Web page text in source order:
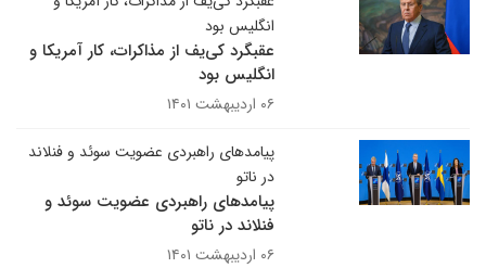
انگلیس بود
عقبگرد کی‌یف از مذاکرات، کار آمریکا و
انگلیس بود
۰۶ اردیبهشت ۱۴۰۱
پیامدهای راهبردی عضویت سوئد و فنلاند
در ناتو
پیامدهای راهبردی عضویت سوئد و
فنلاند در ناتو
۰۶ اردیبهشت ۱۴۰۱